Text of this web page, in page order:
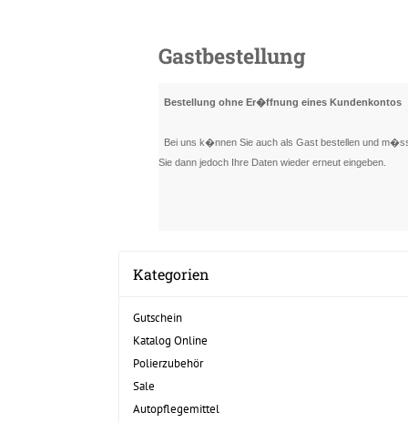
Gastbestellung
Bestellung ohne Er�ffnung eines Kundenkontos
Bei uns k�nnen Sie auch als Gast bestellen und
Sie dann jedoch Ihre Daten wieder erneut eingeben.
Kategorien
Gutschein
Katalog Online
Polierzubehör
Sale
Autopflegemittel